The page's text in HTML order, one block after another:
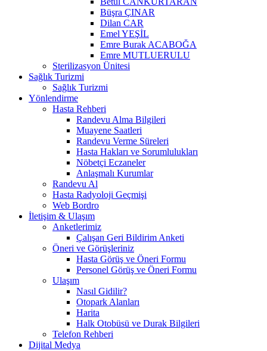
Büşra ÇINAR
Dilan CAR
Emel YEŞİL
Emre Burak ACABOĞA
Emre MUTLUERULU
Sterilizasyon Ünitesi
Sağlık Turizmi
Sağlık Turizmi
Yönlendirme
Hasta Rehberi
Randevu Alma Bilgileri
Muayene Saatleri
Randevu Verme Süreleri
Hasta Hakları ve Sorumlulukları
Nöbetçi Eczaneler
Anlaşmalı Kurumlar
Randevu Al
Hasta Radyoloji Geçmişi
Web Bordro
İletişim & Ulaşım
Anketlerimiz
Çalışan Geri Bildirim Anketi
Öneri ve Görüşleriniz
Hasta Görüş ve Öneri Formu
Personel Görüş ve Öneri Formu
Ulaşım
Nasıl Gidilir?
Otopark Alanları
Harita
Halk Otobüsü ve Durak Bilgileri
Telefon Rehberi
Dijital Medya